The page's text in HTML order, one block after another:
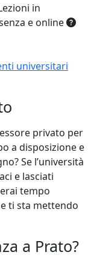
in
e online
universitari
privato per
a disposizione e
Se l’università
e lasciati
tempo
ti sta mettendo
a Prato?